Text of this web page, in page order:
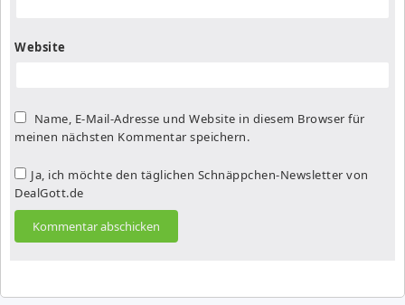
Website
Name, E-Mail-Adresse und Website in diesem Browser für
meinen nächsten Kommentar speichern.
Ja, ich möchte den täglichen Schnäppchen-Newsletter von
DealGott.de